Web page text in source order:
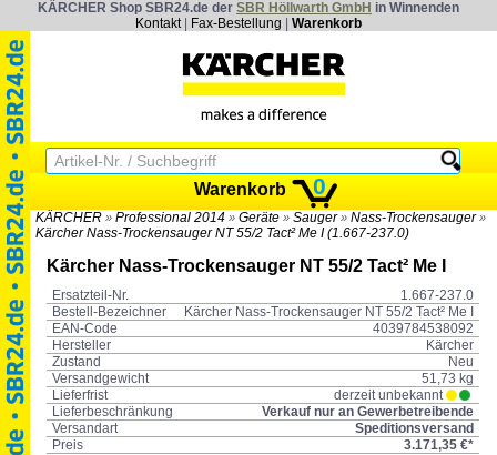
KÄRCHER Shop SBR24.de der SBR Höllwarth GmbH in Winnenden
Kontakt| Fax-Bestellung Warenkorb
Warenkorb 0
KÄRCHER » Professional 2014 » Geräte » Sauger» Nass-Trockensauger»
Kärcher Nass-Trockensauger NT 55/2 Tact² Me I (1.667-237.0)
Kärcher Nass-Trockensauger NT 55/2 Tact² Me I
Ersatzteil-Nr.
1.667-237.0
Bestell-Bezeichner
Kärcher Nass-Trockensauger NT 55/2 Tact² Me I
EAN-Code
4039784538092
Hersteller
Kärcher
Zustand
Neu
Versandgewicht
51,73 kg
Lieferfrist
derzeit unbekannt
Lieferbeschränkung
Verkauf nur an Gewerbetreibende
Versandart
Speditionsversand
Preis
3.171,35 €*